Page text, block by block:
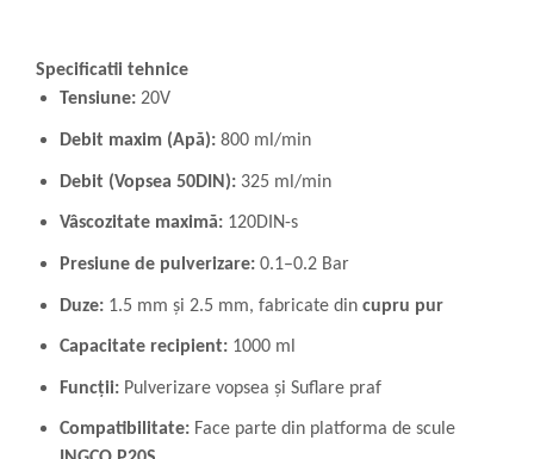
Specificatii tehnice
Tensiune: 20V
Debit maxim (Apă): 800 ml/min
Debit (Vopsea 50DIN): 325 ml/min
Vâscozitate maximă: 120DIN-s
Presiune de pulverizare: 0.1–0.2 Bar
Duze: 1.5 mm și 2.5 mm, fabricate din cupru pur
Capacitate recipient: 1000 ml
Funcții: Pulverizare vopsea și Suflare praf
Compatibilitate: Face parte din platforma de scule